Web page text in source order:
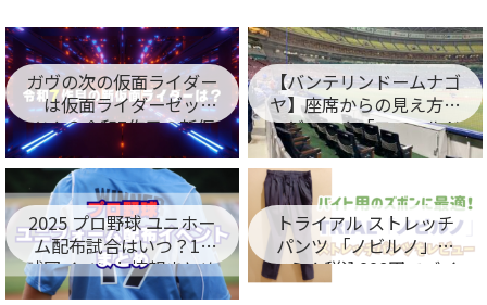
ガヴの次の仮面ライダー
は仮面ライダーゼッ
ツ！？令和7作目の新仮
面ライダー名が判明！
【バンテリンドームナゴ
ヤ】座席からの見え方を
レビュー！「フィールド
シート編」
2025 プロ野球 ユニホー
ム配布試合はいつ？12
球団イベント情報まとめ
トライアル ストレッチ
パンツ 「ノビルノ」口
コミ！税込998円でバイ
ト用のズボンに最適！